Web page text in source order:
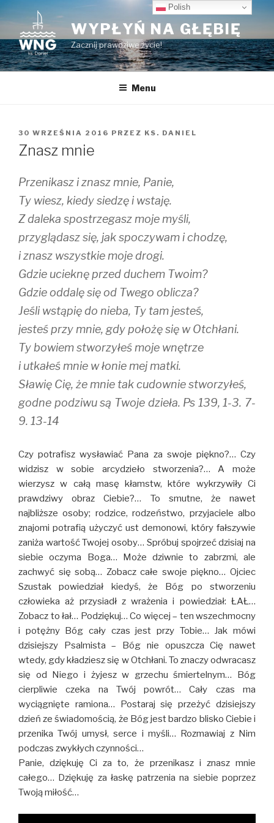
Przeskocz
do
treści
WYPŁYŃ NA GŁĘBIĘ
Zacznij prawdziwe życie!
Menu
OPUBLIKOWANE
W
30 WRZEŚNIA 2016 PRZEZ KS. DANIEL
Znasz mnie
Przenikasz i znasz mnie, Panie,
Ty wiesz, kiedy siedzę i wstaję.
Z daleka spostrzegasz moje myśli,
przyglądasz się, jak spoczywam i chodzę,
i znasz wszystkie moje drogi.
Gdzie ucieknę przed duchem Twoim?
Gdzie oddalę się od Twego oblicza?
Jeśli wstąpię do nieba, Ty tam jesteś,
jesteś przy mnie, gdy położę się w Otchłani.
Ty bowiem stworzyłeś moje wnętrze
i utkałeś mnie w łonie mej matki.
Sławię Cię, że mnie tak cudownie stworzyłeś,
godne podziwu są Twoje dzieła. Ps 139, 1-3. 7-
9. 13-14
Czy potrafisz wysławiać Pana za swoje piękno?… Czy
widzisz w sobie arcydzieło stworzenia?… A może
wierzysz w całą masę kłamstw, które wykrzywiły Ci
prawdziwy obraz Ciebie?… To smutne, że nawet
najbliższe osoby; rodzice, rodzeństwo, przyjaciele albo
znajomi potrafią użyczyć ust demonowi, który fałszywie
zaniża wartość Twojej osoby… Spróbuj spojrzeć dzisiaj na
siebie oczyma Boga… Może dziwnie to zabrzmi, ale
zachwyć się sobą… Zobacz całe swoje piękno… Ojciec
Szustak powiedział kiedyś, że Bóg po stworzeniu
człowieka aż przysiadł z wrażenia i powiedział: ŁAŁ…
Zobacz to łał… Podziękuj… Co więcej – ten wszechmocny
i potężny Bóg cały czas jest przy Tobie… Jak mówi
dzisiejszy Psalmista – Bóg nie opuszcza Cię nawet
wtedy, gdy kładziesz się w Otchłani. To znaczy odwracasz
się od Niego i żyjesz w grzechu śmiertelnym… Bóg
cierpliwie czeka na Twój powrót… Cały czas ma
wyciągnięte ramiona… Postaraj się przeżyć dzisiejszy
dzień ze świadomością, że Bóg jest bardzo blisko Ciebie i
przenika Twój umysł, serce i myśli… Rozmawiaj z Nim
podczas zwykłych czynności…
Panie, dziękuję Ci za to, że przenikasz i znasz mnie
całego… Dziękuję za łaskę patrzenia na siebie poprzez
Twoją miłość…
Polish